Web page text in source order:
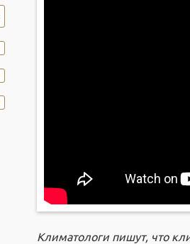
Климатологи пишут, что